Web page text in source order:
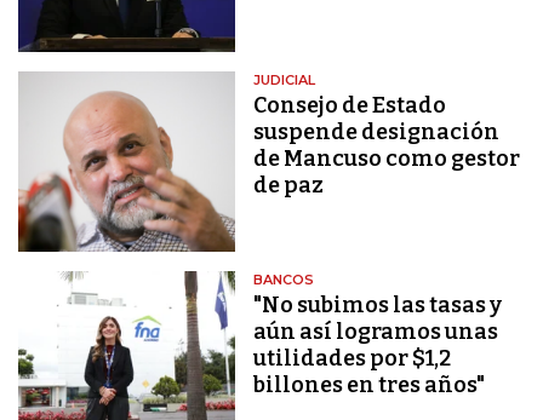
JUDICIAL
Consejo de Estado
suspende designación
de Mancuso como gestor
de paz
BANCOS
"No subimos las tasas y
aún así logramos unas
utilidades por $1,2
billones en tres años"